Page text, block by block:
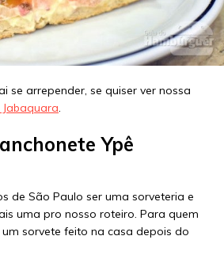
se arrepender, se quiser ver nossa
Jabaquara.
Ypê
de São Paulo ser uma sorveteria e
uma pro nosso roteiro. Para quem
sorvete feito na casa depois do